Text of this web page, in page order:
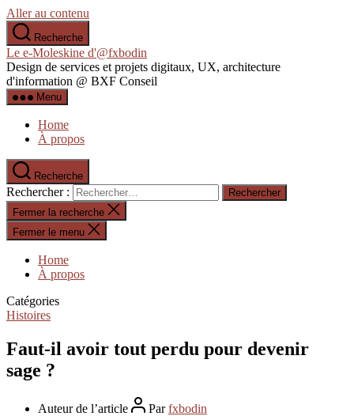
Aller au contenu
Recherche
Le e-Moleskine d'@fxbodin
Design de services et projets digitaux, UX, architecture
d'information @ BXF Conseil
Menu
Home
À propos
Recherche
Rechercher :
Fermer la recherche
Fermer le menu
Home
À propos
Catégories
Histoires
Faut-il avoir tout perdu pour devenir
sage ?
Auteur de l’article Parfxbodin